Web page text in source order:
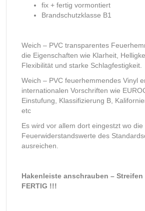
fix + fertig vormontiert
Brandschutzklasse B1
Weich – PVC transparentes
die Eigenschaften wie Klarheit,
Flexibilität und starke Schlagfestigkeit.
Weich – PVC feuerhemmendes Vinyl
internationalen Vorschriften wie
Einstufung, Klassifizierung B,
etc
Es wird vor allem dort eingestzt wo die
Feuerwiderstandswerte des
ausreichen.
Hakenleiste anschrauben –
FERTIG !!!